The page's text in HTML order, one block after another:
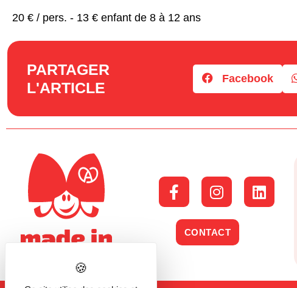
20 € / pers. - 13 € enfant de 8 à 12 ans
PARTAGER
L'ARTICLE
Facebook
CONTACT